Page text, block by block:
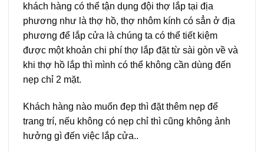
khách hàng có thể tận dụng đội thợ lắp tại địa
phương như là thợ hồ, thợ nhôm kính có sẳn ở địa
phương để lắp cửa là chúng ta có thể tiết kiệm
được một khoản chi phí thợ lắp đặt từ sài gòn về và
khi thợ hồ lắp thì mình có thể không cần dùng đến
nẹp chỉ 2 mặt.
Khách hàng nào muốn đẹp thì đặt thêm nẹp để
trang trí, nếu không có nẹp chỉ thì cũng không ảnh
hưởng gì đến việc lắp cửa..